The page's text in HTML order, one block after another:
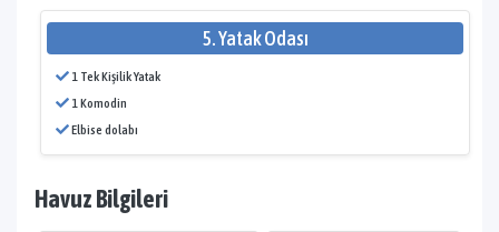
5. Yatak Odası
1 Tek Kişilik Yatak
1 Komodin
Elbise dolabı
Havuz Bilgileri